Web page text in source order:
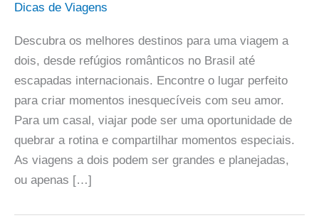
Dicas de Viagens
Descubra os melhores destinos para uma viagem a
dois, desde refúgios românticos no Brasil até
escapadas internacionais. Encontre o lugar perfeito
para criar momentos inesquecíveis com seu amor.
Para um casal, viajar pode ser uma oportunidade de
quebrar a rotina e compartilhar momentos especiais.
As viagens a dois podem ser grandes e planejadas,
ou apenas […]